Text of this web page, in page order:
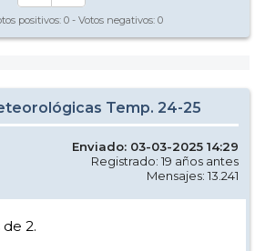
positivos: 0 - Votos negativos: 0
Temp. 24-25
Enviado: 03-03-2025 14:29
Registrado: 19 años antes
Mensajes: 13.241
2.